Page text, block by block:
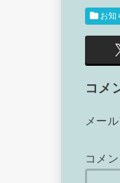
お知
コメ
メー
コメン